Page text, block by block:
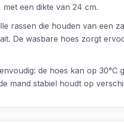
een dikte van 24 cm.
rassen die houden van een
De wasbare hoes zorgt
de hoes kan op
mand stabiel houdt op